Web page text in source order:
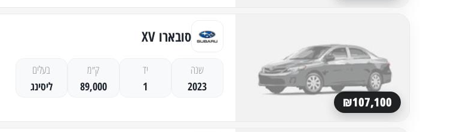
₪107,100
סובארו XV
שנה
2023
יד
1
ק״מ
89,000
בעלים
ליסינג